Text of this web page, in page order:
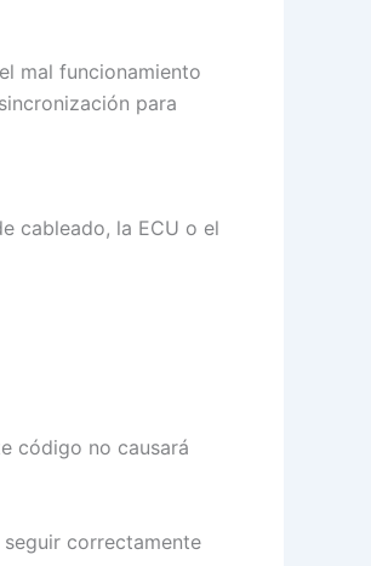
mal funcionamiento
para
cableado, la ECU o el
código no causará
correctamente